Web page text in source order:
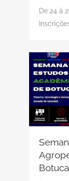
De 24 à